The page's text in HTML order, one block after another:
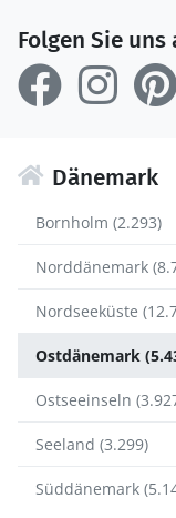
Folgen Sie
Dänemark
Bornholm (2.293)
Norddänemark
Nordseeküste
Ostdänemark
Ostseeinseln
Seeland (3.299)
Süddänemark